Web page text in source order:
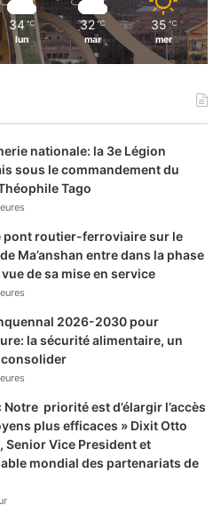
34 ℃
lun
32 ℃
mar
35 ℃
mer
nationale: la 3e Légion
sous le commandement du
Tago
pont routier-ferroviaire sur le
Ma’anshan entre dans la phase
de sa mise en service
2026-2030 pour
la sécurité alimentaire, un
Notre priorité est d’élargir l’accès
plus efficaces » Dixit Otto
Senior Vice President et
mondial des partenariats de